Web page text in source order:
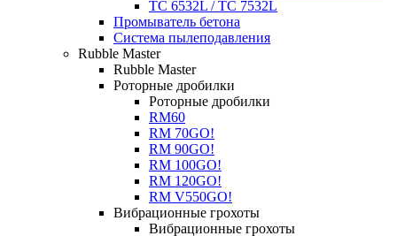
TC 6532L / TC 7532L
Промыватель бетона
Система пылеподавления
Rubble Master
Rubble Master
Роторные дробилки
Роторные дробилки
RM60
RM 70GO!
RM 90GO!
RM 100GO!
RM 120GO!
RM V550GO!
Вибрационные грохоты
Вибрационные грохоты